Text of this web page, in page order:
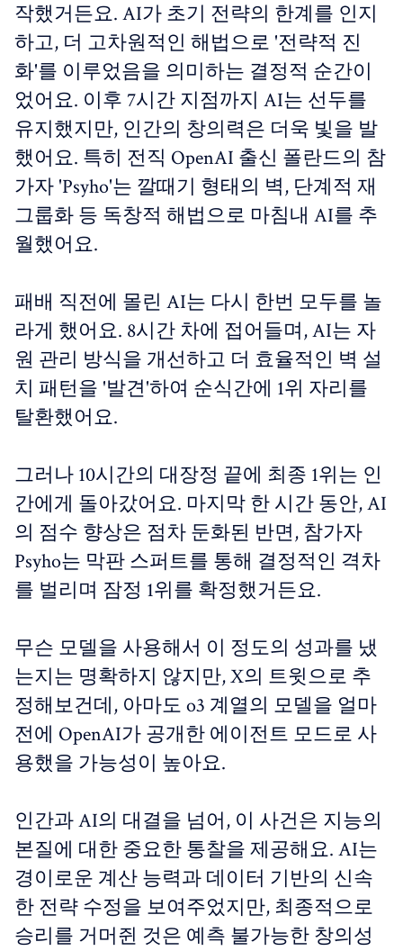
작했거든요. AI가 초기 전략의 한계를 인지
하고, 더 고차원적인 해법으로 '전략적 진
화'를 이루었음을 의미하는 결정적 순간이
었어요. 이후 7시간 지점까지 AI는 선두를
유지했지만, 인간의 창의력은 더욱 빛을 발
했어요. 특히 전직 OpenAI 출신 폴란드의 참
가자 'Psyho'는 깔때기 형태의 벽, 단계적 재
그룹화 등 독창적 해법으로 마침내 AI를 추
월했어요.
패배 직전에 몰린 AI는 다시 한번 모두를 놀
라게 했어요. 8시간 차에 접어들며, AI는 자
원 관리 방식을 개선하고 더 효율적인 벽 설
치 패턴을 '발견'하여 순식간에 1위 자리를
탈환했어요.
그러나 10시간의 대장정 끝에 최종 1위는 인
간에게 돌아갔어요. 마지막 한 시간 동안, AI
의 점수 향상은 점차 둔화된 반면, 참가자
Psyho는 막판 스퍼트를 통해 결정적인 격차
를 벌리며 잠정 1위를 확정했거든요.
무슨 모델을 사용해서 이 정도의 성과를 냈
는지는 명확하지 않지만, X의 트윗으로 추
정해보건데, 아마도 o3 계열의 모델을 얼마
전에 OpenAI가 공개한 에이전트 모드로 사
용했을 가능성이 높아요.
인간과 AI의 대결을 넘어, 이 사건은 지능의
본질에 대한 중요한 통찰을 제공해요. AI는
경이로운 계산 능력과 데이터 기반의 신속
한 전략 수정을 보여주었지만, 최종적으로
승리를 거머쥔 것은 예측 불가능한 창의성